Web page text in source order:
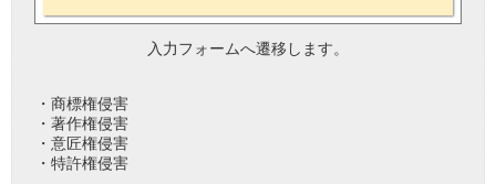
入力フォームへ遷移します。
・商標権侵害
・著作権侵害
・意匠権侵害
・特許権侵害